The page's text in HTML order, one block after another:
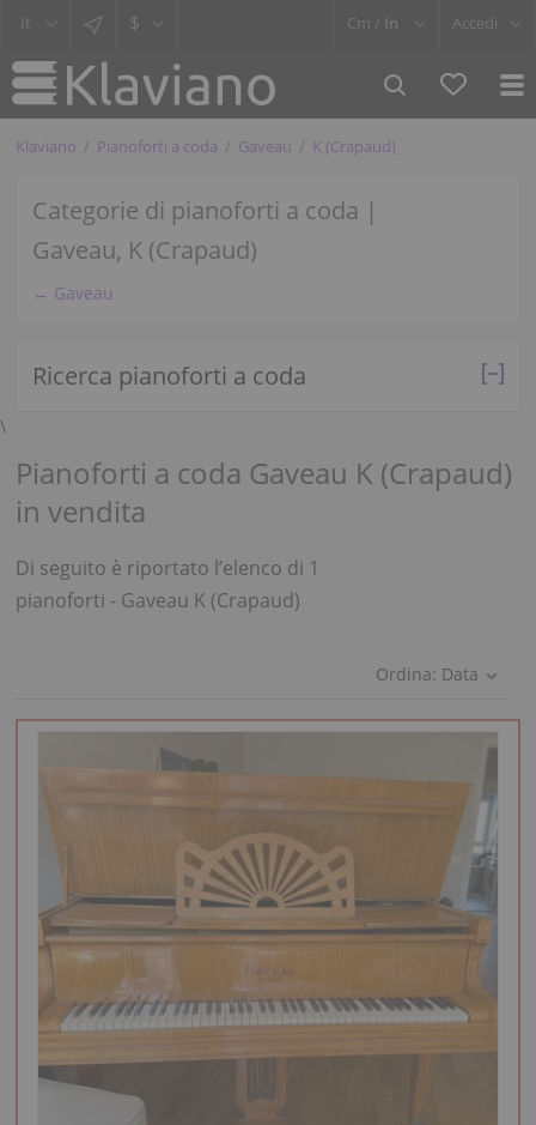
$ Cm / In Accedi
Klaviano Pianoforti a coda Gaveau K (Crapaud)
Categorie di pianoforti a coda |
Gaveau, K (Crapaud)
← Gaveau
Ricerca pianoforti a coda
\
Pianoforti a coda Gaveau K (Crapaud)
in vendita
Di seguito è riportato l’elenco di 1
pianoforti - Gaveau K (Crapaud)
Ordina: Data